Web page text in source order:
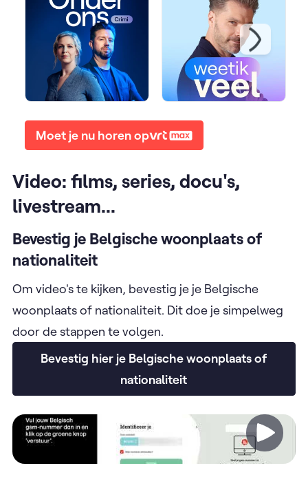
Moet je nu horen op
Video: films, series, docu's,
livestream...
Bevestig je Belgische woonplaats of
nationaliteit
Om video's te kijken, bevestig je je Belgische
woonplaats of nationaliteit. Dit doe je simpelweg
door de stappen te volgen.
Bevestig hier je Belgische woonplaats of
nationaliteit
Video